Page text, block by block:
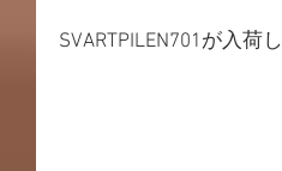
SVARTPILEN701が入荷